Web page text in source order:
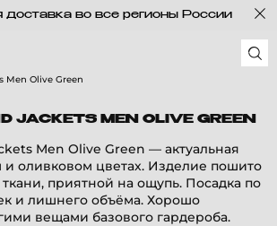
доставка во все регионы России
JACKETS MEN OLIVE GREEN
Men Olive Green — актуальная
и оливковом цветах. Изделие пошито
приятной на ощупь. Посадка по
и лишнего объёма. Хорошо
вещами базового гардероба.